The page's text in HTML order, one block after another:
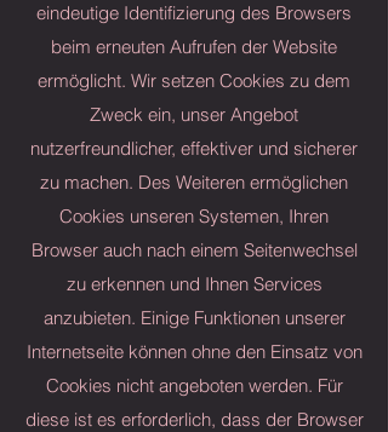
eindeutige Identifizierung des Browsers
beim erneuten Aufrufen der Website
ermöglicht. Wir setzen Cookies zu dem
Zweck ein, unser Angebot
nutzerfreundlicher, effektiver und sicherer
zu machen. Des Weiteren ermöglichen
Cookies unseren Systemen, Ihren
Browser auch nach einem Seitenwechsel
zu erkennen und Ihnen Services
anzubieten. Einige Funktionen unserer
Internetseite können ohne den Einsatz von
Cookies nicht angeboten werden. Für
diese ist es erforderlich, dass der Browser